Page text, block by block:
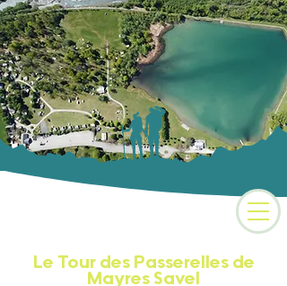
Camping 3 étoiles au
coeur des Alpes
Le Tour des Passerelles de
Mayres Savel